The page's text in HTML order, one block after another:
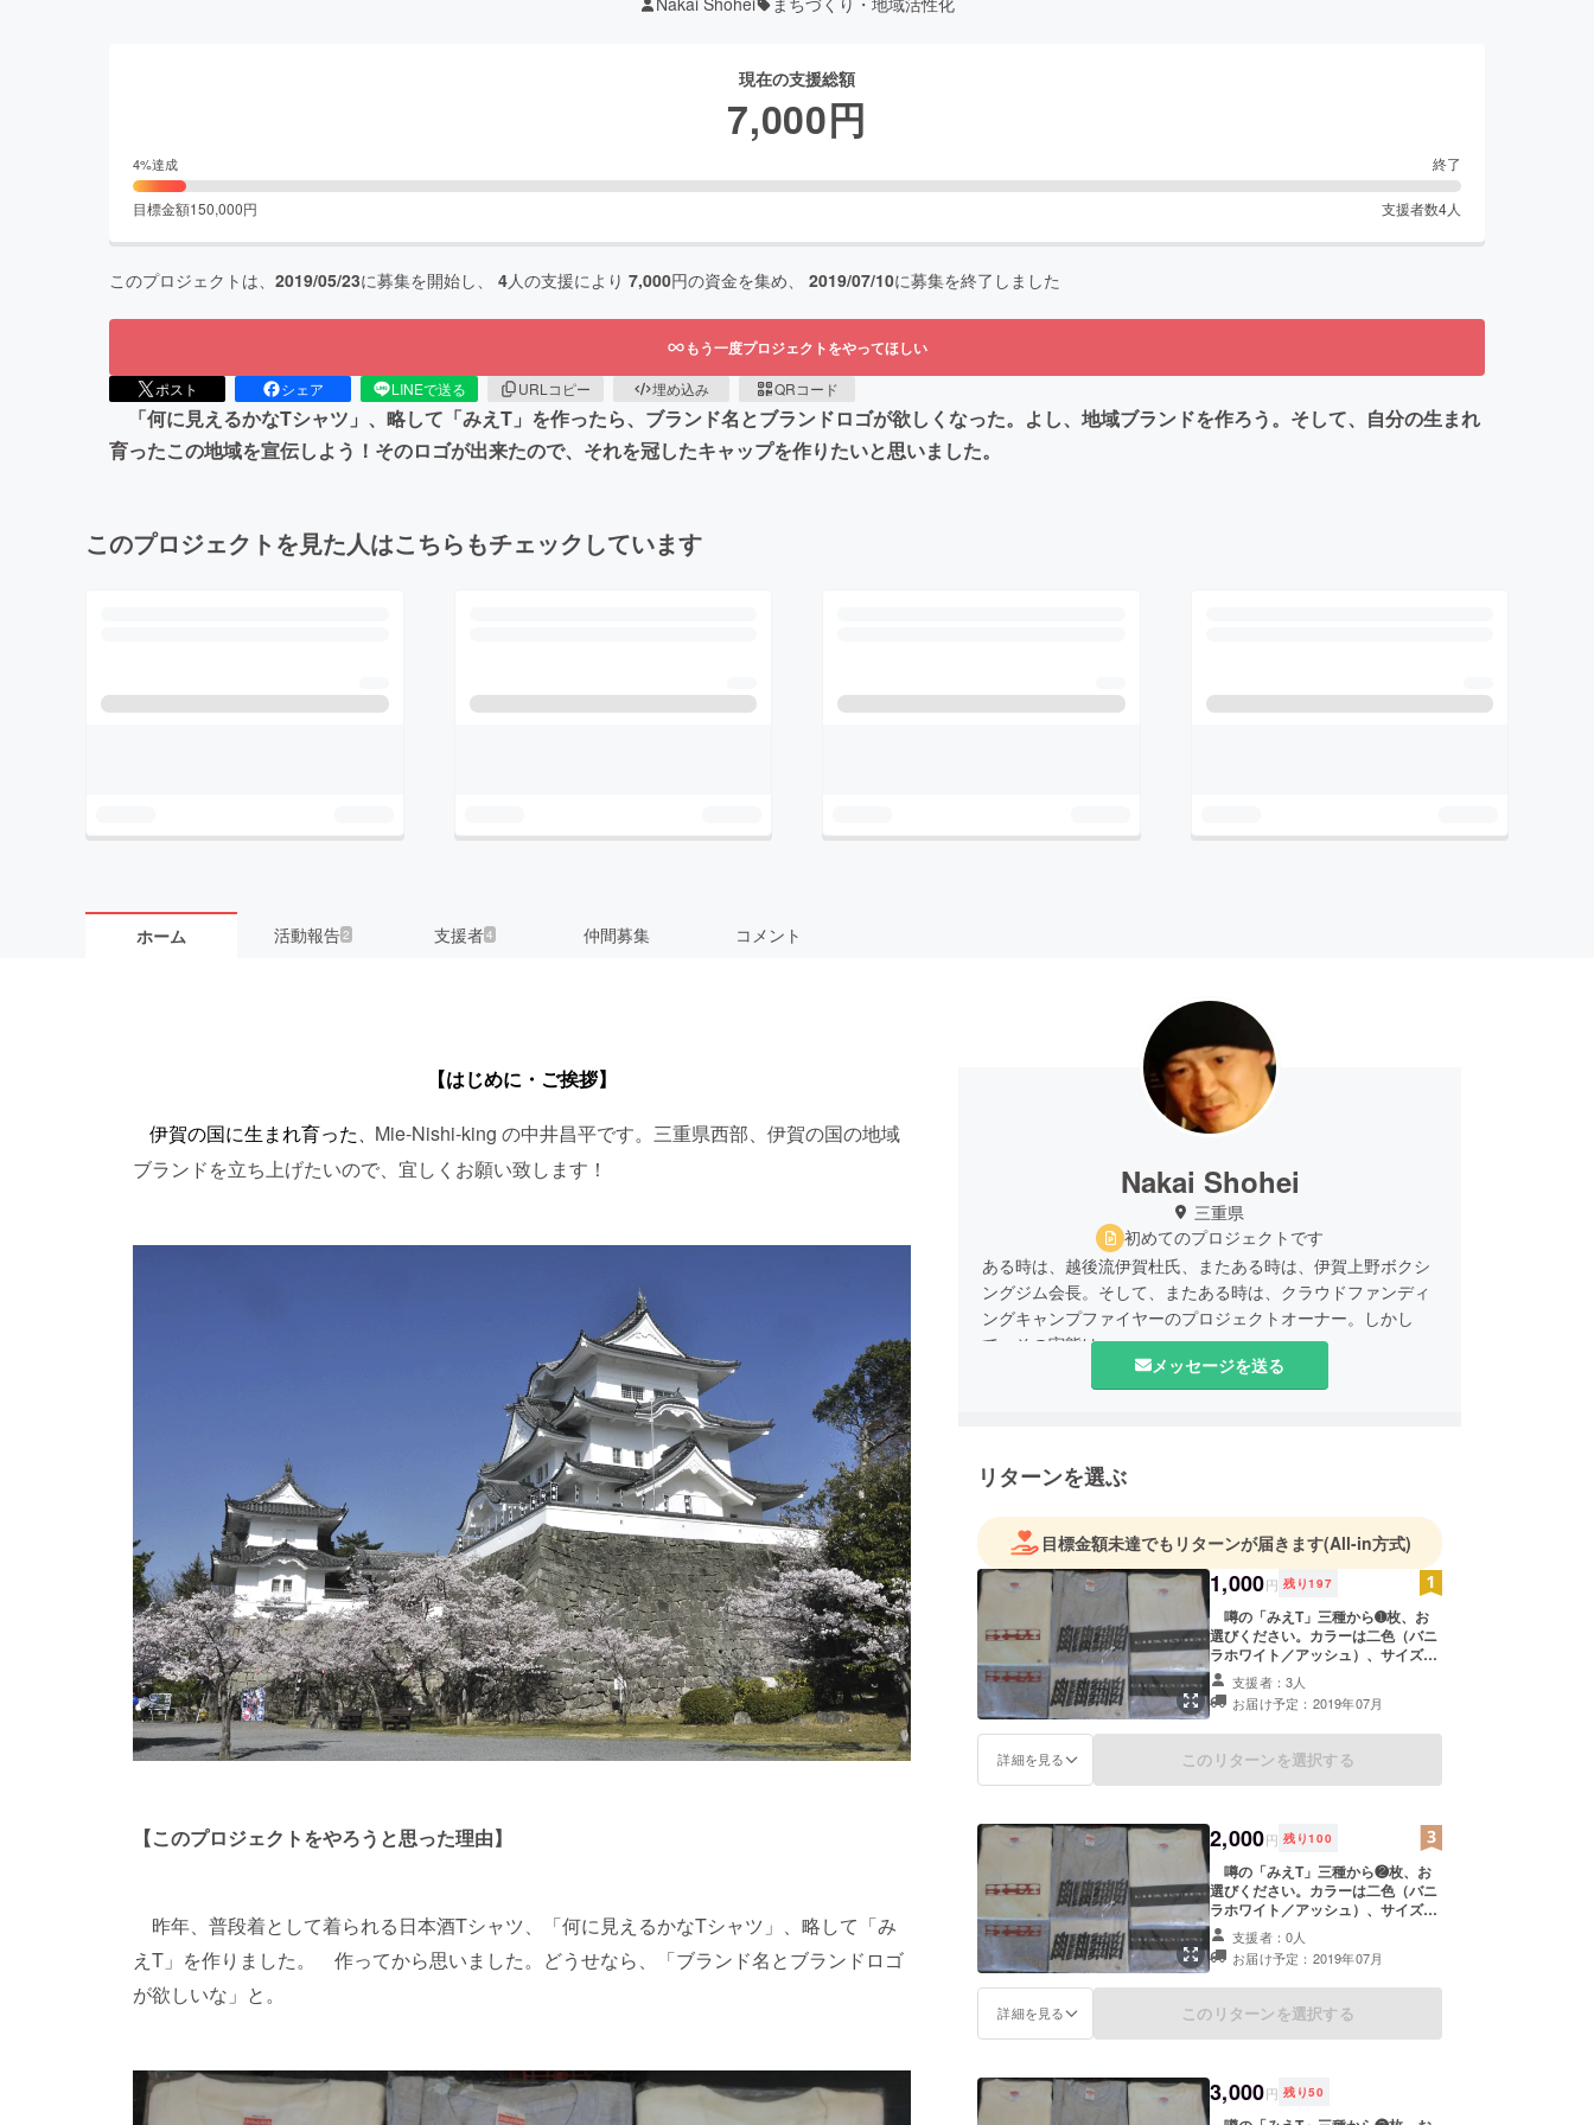
現在の支援総額
7,000円
4%達成 終了
目標金額150,000円 支援者数4人
このプロジェクトは、 2019/05/23に募集を開始し、 4人の支援により 7,000円の資金を集め、 2019/07/10に募集を終了しました
もう一度プロジェクトをやってほしい
ポスト シェア LINEで送る URLコピー 埋め込み QRコード
「何に見えるかなTシャツ」、略して「みえT」を作ったら、ブランド名とブランドロゴが欲しくなった。よし、地域ブランドを作ろう。そして、自分の生まれ
育ったこの地域を宣伝しよう！そのロゴが出来たので、それを冠したキャップを作りたいと思いました。
このプロジェクトを見た人はこちらもチェックしています
ホーム 活動報告2 支援者4 仲間募集 コメント
【はじめに・ご挨拶】
伊賀の国に生まれ育った
Mie-Nishi-king の中井昌平です。三重県西部、伊賀の国の地域
ブランドを立ち上げたいので、宜しくお願い致します！
【このプロジェクトをやろうと思った理由】
昨年、普段着として着られる日本酒Tシャツ、「何に見えるかなTシャツ」、略して「み
えT」を作りました。 作ってから思いました。どうせなら、「ブランド名とブランドロゴ
が欲しいな」と。
Nakai Shohei
三重県
初めてのプロジェクトです
ある時は、越後流伊賀杜氏、またある時は、伊賀上野ボクシ
ングジム会長。そして、またある時は、クラウドファンディ
ングキャンプファイヤーのプロジェクトオーナー。しかし
て、その実態は…。
メッセージを送る
リターンを選ぶ
目標金額未達でもリターンが届きます(All-in方式)
1,000円 残り197
噂の「みえT」三種から➊枚、お
選びください。カラーは二色（バニ
ラホワイト／アッシュ）、サイズは
S・M・L（赤のボックスロゴのT
シャツは、GS・GMもあります）
です。 向かって右（黒のボックスロ
ゴ）：みえT１号（バニラホワイト
／アッシュ）S・M・L 真 ん 中
（黒のギザギザ） ：みえT２号
（バニラホワイト／アッシュ）S・
ゴ）：みえT３号（バニラホワイト
／アッシュ）S・M・L・GS・GM
支援者：3人
お届け予定：2019年07月
詳細を見る このリターンを選択する
2,000円 残り100
噂の「みえT」三種から❷枚、お
選びください。カラーは二色（バニ
ラホワイト／アッシュ）、サイズは
S・M・L（赤のボックスロゴのT
シャツは、GS・GMもあります）
です。 向かって右（黒のボックスロ
ゴ）：みえT１号（バニラホワイト
／アッシュ）S・M・L 真 ん 中
（黒のギザギザ） ：みえT２号
（バニラホワイト／アッシュ）S・
／アッシュ）S・M・L・GS・GM
支援者：0人
お届け予定：2019年07月
詳細を見る このリターンを選択する
3,000円 残り50